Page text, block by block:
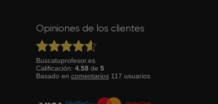
Opiniones de los clientes
Buscatuprofesor.es
Calificación: 4.58 de 5
Basado en comentarios 117 usuarios